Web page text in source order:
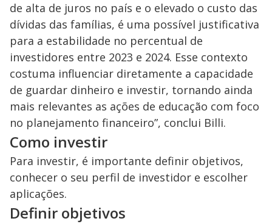
de alta de juros no país e o elevado o custo das
dívidas das famílias, é uma possível justificativa
para a estabilidade no percentual de
investidores entre 2023 e 2024. Esse contexto
costuma influenciar diretamente a capacidade
de guardar dinheiro e investir, tornando ainda
mais relevantes as ações de educação com foco
no planejamento financeiro”, conclui Billi.
Como investir
Para investir, é importante definir objetivos,
conhecer o seu perfil de investidor e escolher
aplicações.
Definir objetivos